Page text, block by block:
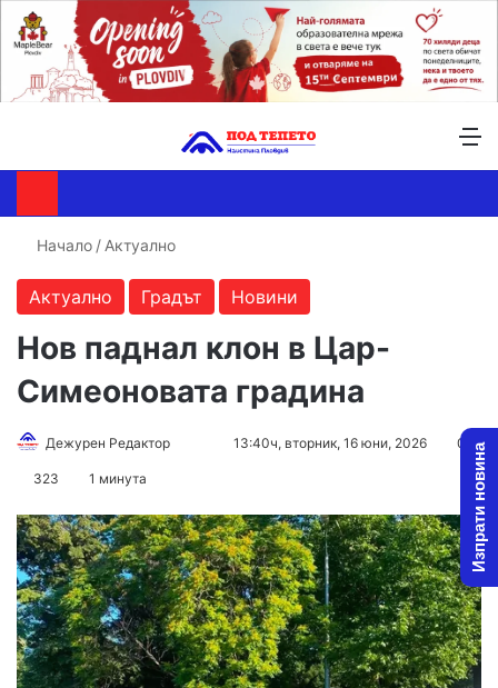
Начало / Актуално
Актуално Градът Новини
Нов паднал клон в Цар-
Симеоновата градина
Дежурен Редактор
Send13:40ч, вторник, 16 юни, 2026 0
323 1 минута Изпрати новина